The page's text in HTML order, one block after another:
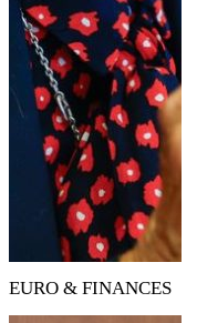
EURO & FINANCES